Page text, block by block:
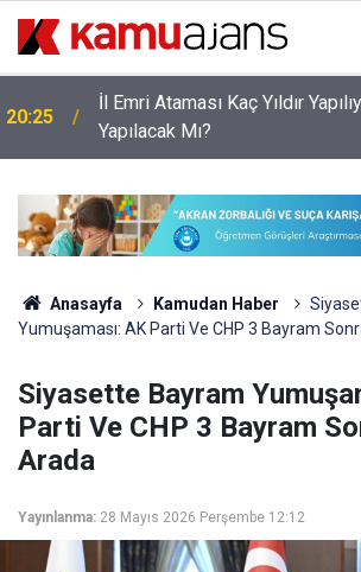
20:25
İl Emri Ataması Kaç Yıldır
Yapılacak Mı?
Anasayfa Kamudan Haber
Yumuşaması: AK Parti Ve CHP 3 Bayram
Siyasette Bayram
Parti Ve CHP 3 Bayram
Arada
Yayınlanma: 28 Mayıs 2026 Perşembe 12:12